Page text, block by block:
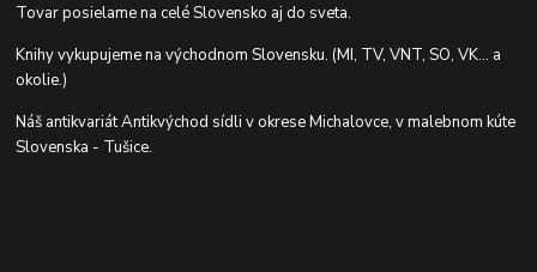
Tovar posielame na celé Slovensko aj do sveta.
Knihy vykupujeme na východnom Slovensku. (MI, TV, VNT, SO, VK... a
okolie.)
Náš antikvariát Antikvýchod sídli v okrese Michalovce, v malebnom kúte
Slovenska - Tušice.